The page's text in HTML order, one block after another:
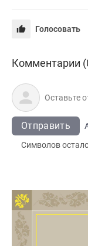
Голосовать
Комментарии
Отправить
Символов